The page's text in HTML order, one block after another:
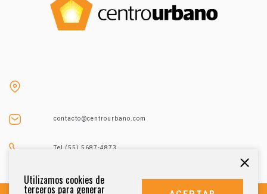
contacto@centrourbano.com
Tel (55) 5687-4873
Utilizamos cookies de
terceros para generar